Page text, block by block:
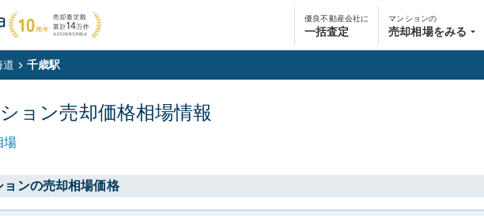
優良不動産会社に
一括査定
マンションの
売却相場をみる
道 千歳駅
ョン売却価格相場情報
場
ョンの売却相場価格